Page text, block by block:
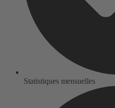
Statistiques mensuelles